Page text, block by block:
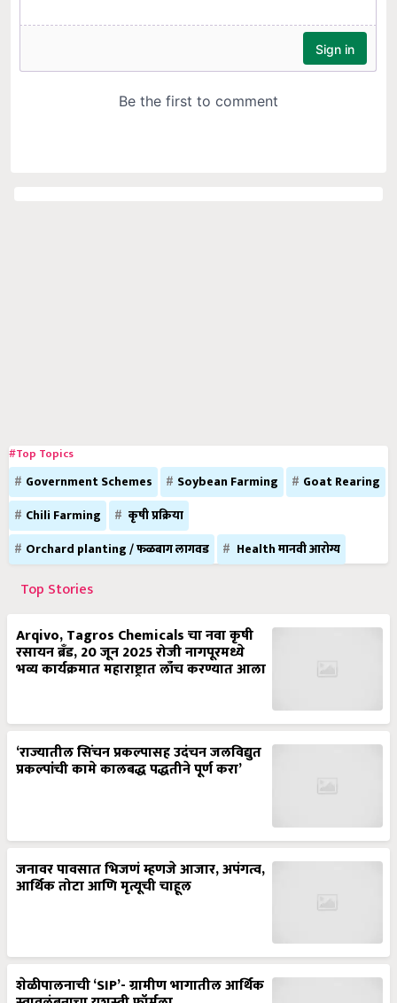
#Top Topics
Government Schemes Soybean Farming
Goat Rearing
Chili Farming
कृषी प्रक्रिया
Orchard planting / फळबाग लागवड
Health मानवी आरोग्य
Top Stories
Arqivo, Tagros Chemicals चा नवा कृषी
रसायन ब्रँड, 20 जून 2025 रोजी नागपूरमध्ये
भव्य कार्यक्रमात महाराष्ट्रात लाँच करण्यात आला
‘राज्यातील सिंचन प्रकल्पासह उदंचन जलविद्युत
प्रकल्पांची कामे कालबद्ध पद्धतीने पूर्ण करा’
जनावर पावसात भिजणं म्हणजे आजार, अपंगत्व,
आर्थिक तोटा आणि मृत्यूची चाहूल
शेळीपालनाची ‘SIP’- ग्रामीण भागातील आर्थिक